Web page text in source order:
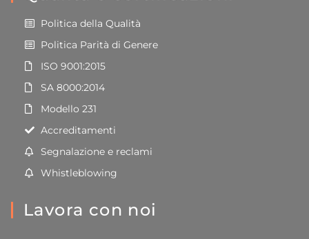
Politica della Qualità
Politica Parità di Genere
ISO 9001:2015
SA 8000:2014
Modello 231
Accreditamenti
Segnalazione e reclami
Whistleblowing
Lavora con noi